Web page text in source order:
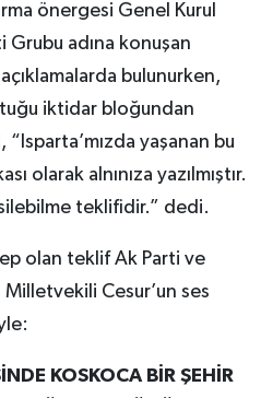
önergesi Genel Kurul
Grubu adına konuşan
bulunurken,
iktidar bloğundan
yaşanan bu
olarak alnınıza yazılmıştır.
teklifidir.” dedi.
olan teklif Ak Parti ve
Cesur’un ses
KOSKOCA BİR ŞEHİR